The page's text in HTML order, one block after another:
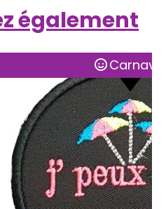
également
Coup